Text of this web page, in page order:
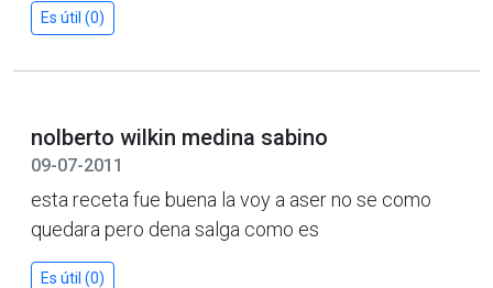
Es útil (0)
nolberto wilkin medina sabino
09-07-2011
esta receta fue buena la voy a aser no se como
quedara pero dena salga como es
Es útil (0)